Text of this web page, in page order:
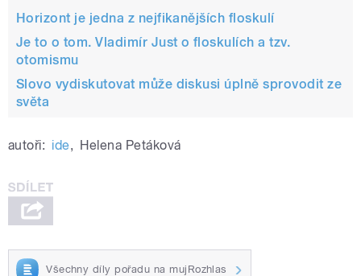
Horizont je jedna z nejfikanějších floskulí
Je to o tom. Vladimír Just o floskulích a tzv.
otomismu
Slovo vydiskutovat může diskusi úplně sprovodit ze
světa
autoři: ide, Helena Petáková
Všechny díly pořadu na mujRozhlas